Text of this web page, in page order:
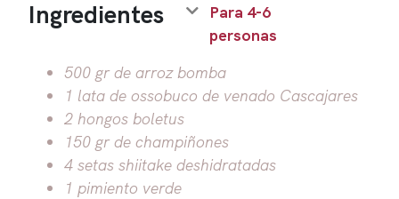
Ingredientes
Para 4-6
personas
500 gr de arroz bomba
1 lata de ossobuco de venado Cascajares
2 hongos boletus
150 gr de champiñones
4 setas shiitake deshidratadas
1 pimiento verde